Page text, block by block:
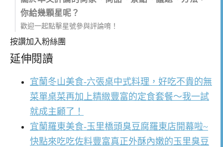
你給幾顆星呢？
歡迎一起點擊星號參與評論唷！
按讚加入粉絲團
延伸閱讀
宜蘭冬山美食-六張桌中式料理，好吃不貴的無
菜單桌菜再加上精緻豐富的定食套餐～我一試
就成主顧了！
宜蘭羅東美食-玉里橋頭臭豆腐羅東店開幕啦~
快點來吃吃佐料豐富真正外酥內嫩的玉里臭豆